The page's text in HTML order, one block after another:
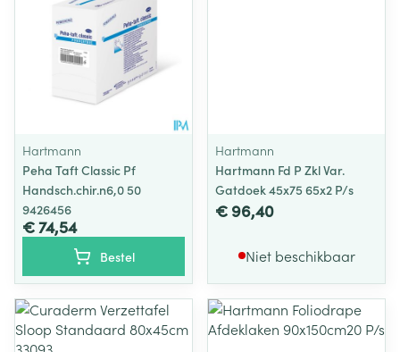
Hartmann
Peha Taft Classic Pf
Handsch.chir.n6,0 50
9426456
€ 74,54
Bestel
Hartmann
Hartmann Fd P Zkl Var.
Gatdoek 45x75 65x2 P/s
€ 96,40
Niet beschikbaar